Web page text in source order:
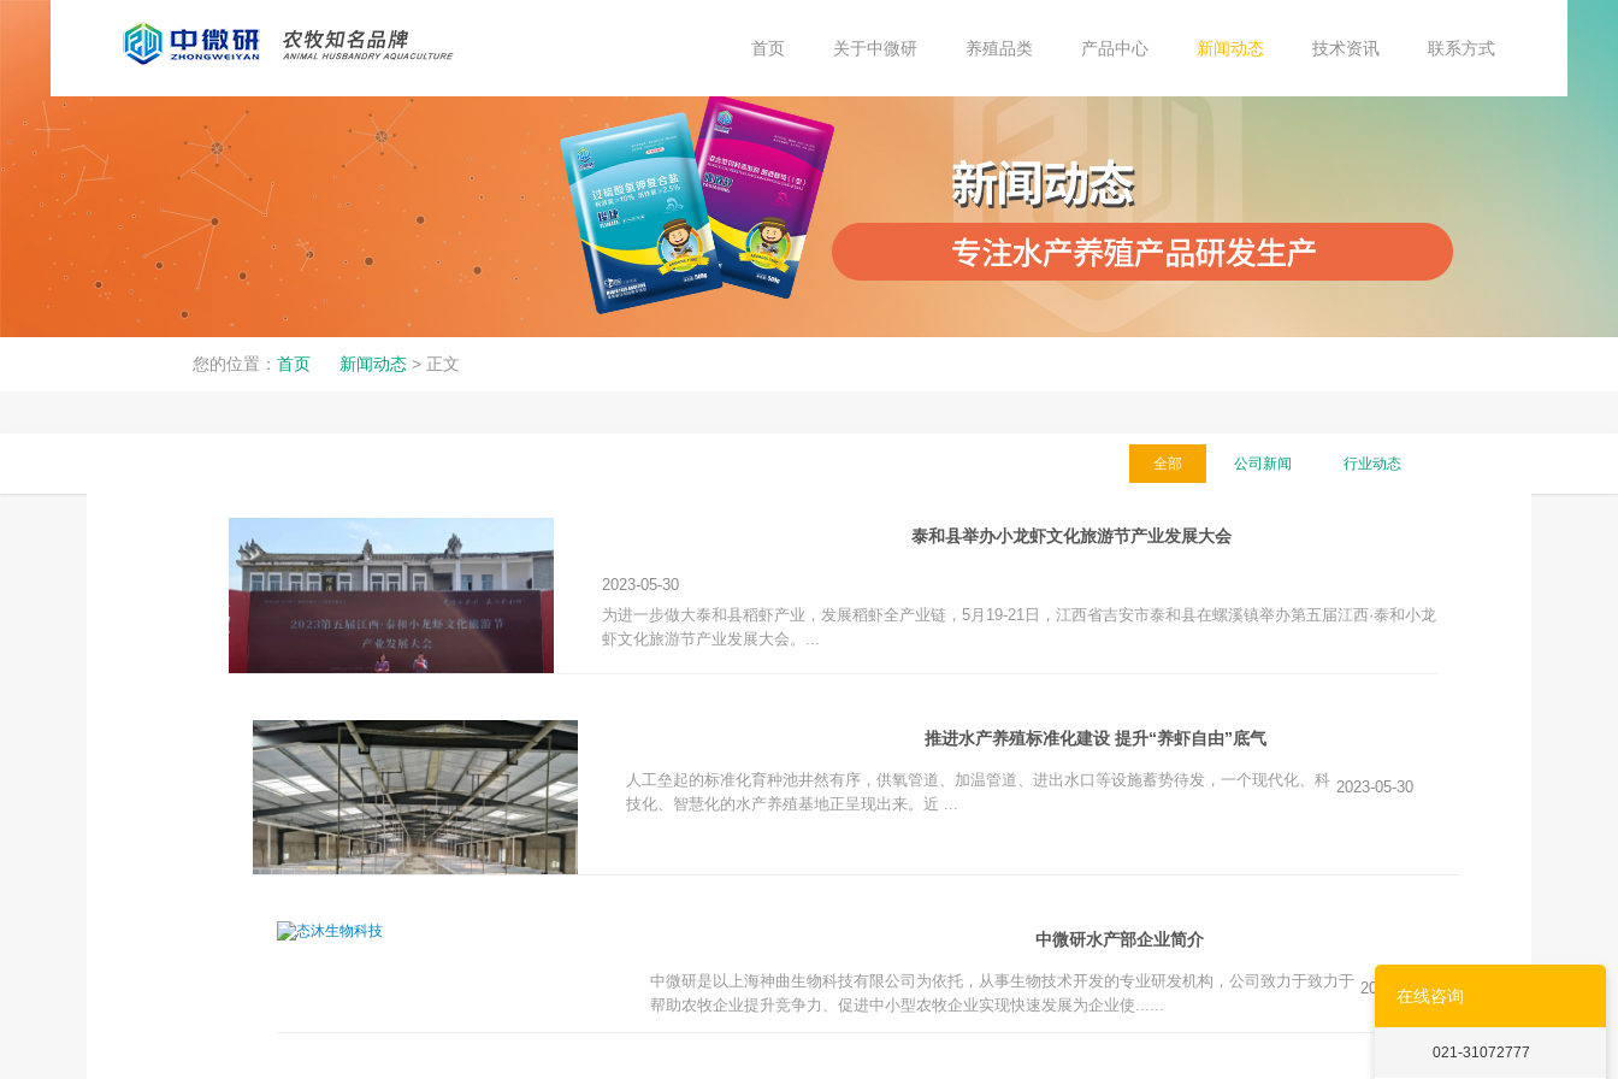
首页 关于中微研 养殖品类 产品中心 新闻动态 技术资讯 联系方式
您的位置： 首页 新闻动态 > 正文
全部 公司新闻 行业动态
泰和县举办小龙虾文化旅游节产业发展大会
2023-05-30
为进一步做大泰和县稻虾产业，发展稻虾全产业链，5月19-21日，江西省吉安市泰和县在螺溪镇举办第五届江西·泰和小龙
虾文化旅游节产业发展大会。...
推进水产养殖标准化建设 提升“养虾自由”底气
2023-05-30
人工垒起的标准化育种池井然有序，供氧管道、加温管道、进出水口等设施蓄势待发，一个现代化、科
技化、智慧化的水产养殖基地正呈现出来。近 ...
中微研水产部企业简介
2023-05-30
中微研是以上海神曲生物科技有限公司为依托，从事生物技术开发的专业研发机构，公司致力于致力于
帮助农牧企业提升竞争力、促进中小型农牧企业实现快速发展为企业使......
在线咨询
021-31072777